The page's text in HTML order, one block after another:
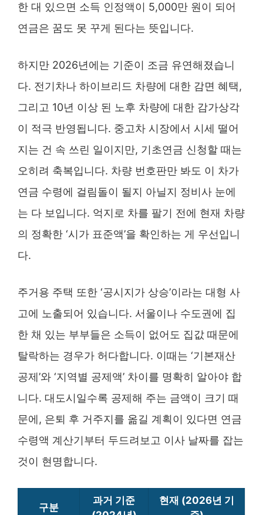
한 대 있으면 소득 인정액이 5,000만 원이 되어
연금은 꿈도 못 꾸게 된다는 뜻입니다.
하지만 2026년에는 기준이 조금 유연해졌습니
다. 전기차나 하이브리드 차량에 대한 감면 혜택,
그리고 10년 이상 된 노후 차량에 대한 감가상각
이 적극 반영됩니다. 중고차 시장에서 시세 떨어
지는 건 속 쓰린 일이지만, 기초연금 신청할 때는
오히려 축복입니다. 차량 번호판만 봐도 이 차가
연금 수령에 걸림돌이 될지 아닐지 정비사 눈에
는 다 보입니다. 억지로 차를 팔기 전에 현재 차량
의 정확한 ‘시가 표준액’을 확인하는 게 우선입니
다.
주거용 주택 또한 ‘공시지가 상승’이라는 대형 사
고에 노출되어 있습니다. 서울이나 수도권에 집
한 채 있는 부부들은 소득이 없어도 집값 때문에
탈락하는 경우가 허다합니다. 이때는 ‘기본재산
공제’와 ‘지역별 공제액’ 차이를 명확히 알아야 합
니다. 대도시일수록 공제해 주는 금액이 크기 때
문에, 은퇴 후 거주지를 옮길 계획이 있다면 연금
수령액 계산기부터 두드려보고 이사 날짜를 잡는
것이 현명합니다.
구분
과거 기준
현재 (2026년 기